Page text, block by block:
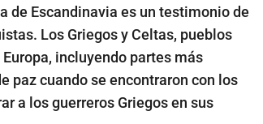
de Escandinavia es un testimonio de
Los Griegos y Celtas, pueblos
incluyendo partes más
paz cuando se encontraron con los
a los guerreros Griegos en sus